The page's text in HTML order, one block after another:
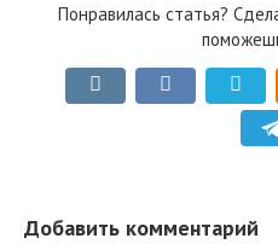
Понравилась статья?
Добавить комментарий